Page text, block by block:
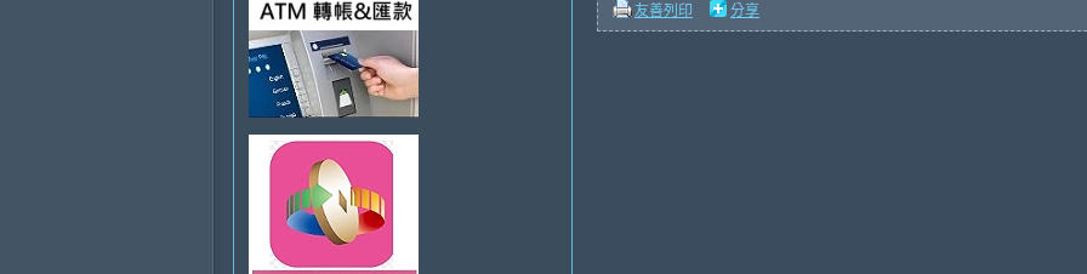
友善列印 分享